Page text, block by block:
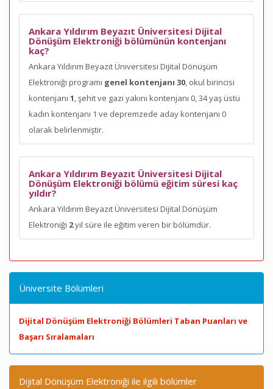
Ankara Yıldırım Beyazıt Üniversitesi Dijital
Dönüşüm Elektroniği bölümünün kontenjanı
kaç?
Ankara Yıldırım Beyazıt Üniversitesi Dijital Dönüşüm
Elektroniği programı genel kontenjanı 30, okul birincisi
kontenjanı 1, şehit ve gazi yakını kontenjanı 0, 34 yaş üstü
kadın kontenjanı 1 ve depremzede aday kontenjanı 0
olarak belirlenmiştir.
Ankara Yıldırım Beyazıt Üniversitesi Dijital
Dönüşüm Elektroniği bölümü eğitim süresi kaç
yıldır?
Ankara Yıldırım Beyazıt Üniversitesi Dijital Dönüşüm
Elektroniği 2yıl süre ile eğitim veren bir bölümdür.
Üniversite Bölümleri
Dijital Dönüşüm Elektroniği Bölümleri Taban Puanları ve
Başarı Sıralamaları
Dijital Dönüşüm Elektroniği ile ilgili bölümler